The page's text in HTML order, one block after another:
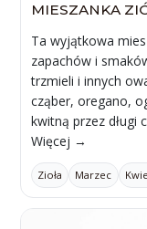
MIESZANKA
Ta wyjątkowa
zapachów i
trzmieli i innych
cząber, oregano,
kwitną przez długi
Więcej →
Zioła Marzec